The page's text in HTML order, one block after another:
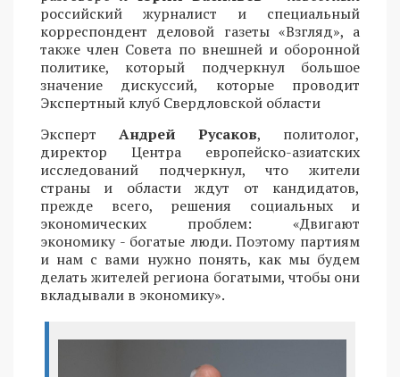
российский журналист и специальный
корреспондент деловой газеты «Взгляд», а
также член Совета по внешней и оборонной
политике, который подчеркнул большое
значение дискуссий, которые проводит
Экспертный клуб Свердловской области
Эксперт Андрей Русаков, политолог,
директор Центра европейско-азиатских
исследований подчеркнул, что жители
страны и области ждут от кандидатов,
прежде всего, решения социальных и
экономических проблем: «Двигают
экономику - богатые люди. Поэтому партиям
и нам с вами нужно понять, как мы будем
делать жителей региона богатыми, чтобы они
вкладывали в экономику».